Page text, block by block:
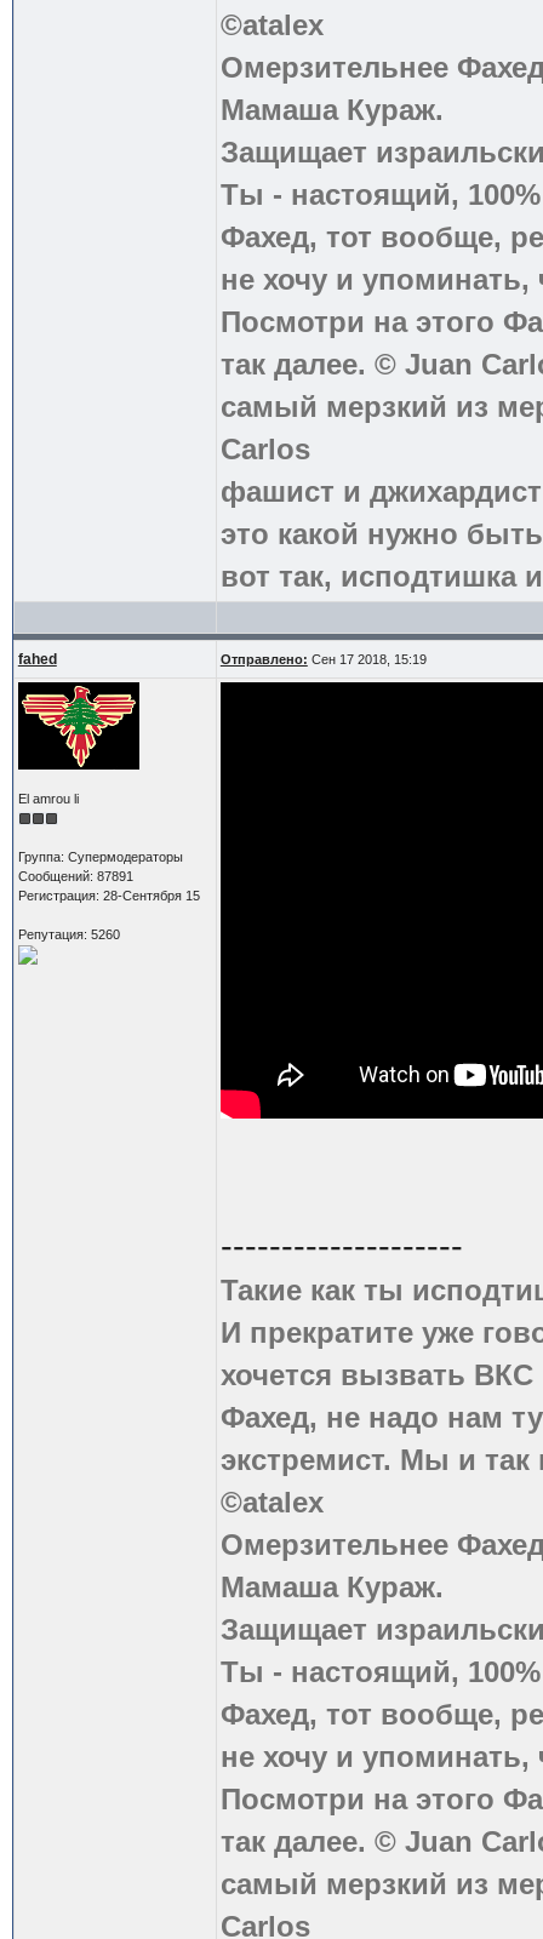
©atalex
Омерзительнее
Мамаша Кураж.
Защищает
Ты - настоящий,
Фахед, тот вообще,
не хочу и
Посмотри на этого
так далее. © Juan
самый мерзкий из
Carlos
фашист и
это какой нужно
вот так, исподтишка
fahed Отправлено: Сен 17 2018, 15:19
El amrou li
Группа: Супермодераторы
Сообщений: 87891
Регистрация: 28-Сентября 15
Репутация: 5260
--------------------
Такие как ты
И прекратите уже
хочется вызвать
Фахед, не надо нам
экстремист. Мы и
©atalex
Омерзительнее
Мамаша Кураж.
Защищает
Ты - настоящий,
Фахед, тот вообще,
не хочу и
Посмотри на этого
так далее. © Juan
самый мерзкий из
Carlos